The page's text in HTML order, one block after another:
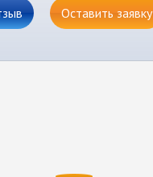
Оставить заявку